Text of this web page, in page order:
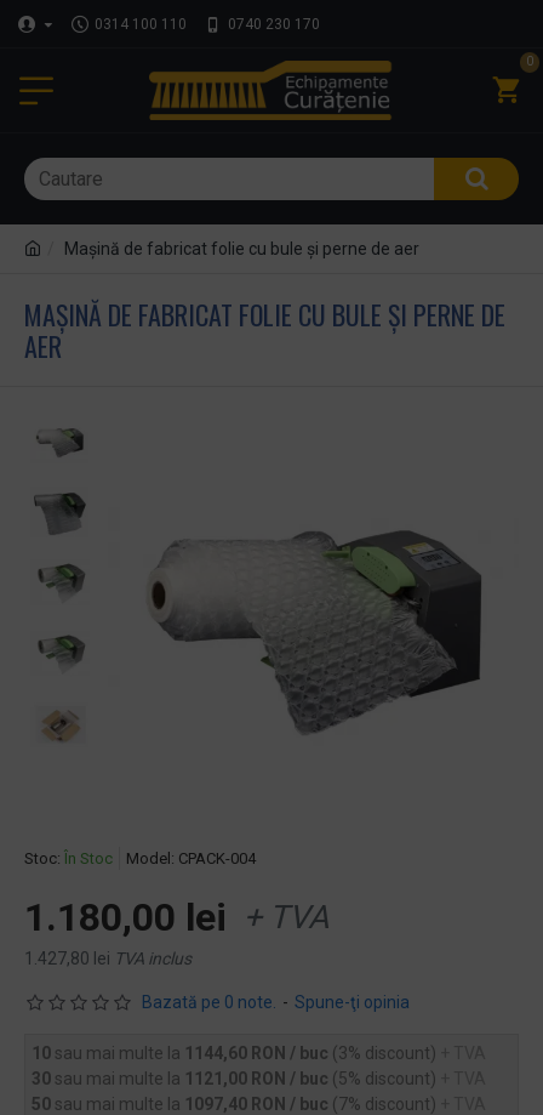
0314 100 110 0740 230 170
0
Mașină de fabricat folie cu bule și perne de aer
MAȘINĂ DE FABRICAT FOLIE CU BULE ȘI PERNE DE
AER
Stoc: În Stoc Model: CPACK-004
Bazată pe 0 note. - Spune-ţi opinia
1.180,00 lei + TVA
1.427,80 lei TVA inclus
10 sau mai multe la 1144,60 RON / buc (3% discount)
30 sau mai multe la 1121,00 RON / buc (5% discount)
50 sau mai multe la 1097,40 RON / buc (7% discount)